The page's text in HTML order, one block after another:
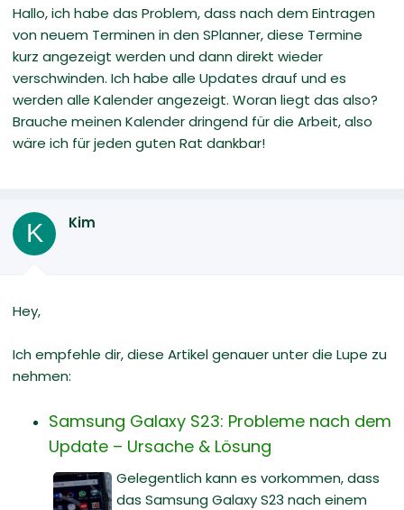
m
Hallo, ich habe das Problem, dass nach dem Eintragen
von neuem Terminen in den SPlanner, diese Termine
kurz angezeigt werden und dann direkt wieder
verschwinden. Ich habe alle Updates drauf und es
werden alle Kalender angezeigt. Woran liegt das also?
Brauche meinen Kalender dringend für die Arbeit, also
wäre ich für jeden guten Rat dankbar!
K Kim
Hey,
Ich empfehle dir, diese Artikel genauer unter die Lupe zu
nehmen:
Samsung Galaxy S23: Probleme nach dem
Update – Ursache & Lösung
Gelegentlich kann es vorkommen, dass
das Samsung Galaxy S23 nach einem